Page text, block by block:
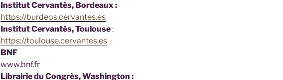
Institut Cervantès, Bordeaux :
https://burdeos.cervantes.es
Institut Cervantès, Toulouse:
https://toulouse.cervantes.es
BNF
www.bnf.fr
Librairie du Congrès, Washington :